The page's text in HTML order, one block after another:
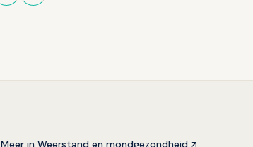
Meer in Weerstand en mondgezondheid